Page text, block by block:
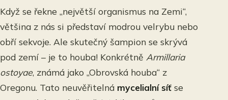
Když se řekne „největší organismus na Zemi“,
většina z nás si představí modrou velrybu nebo
obří sekvoje. Ale skutečný šampion se skrývá
pod zemí – je to houba! Konkrétně Armillaria
ostoyae, známá jako „Obrovská houba“ z
Oregonu. Tato neuvěřitelná mycelialní síť se